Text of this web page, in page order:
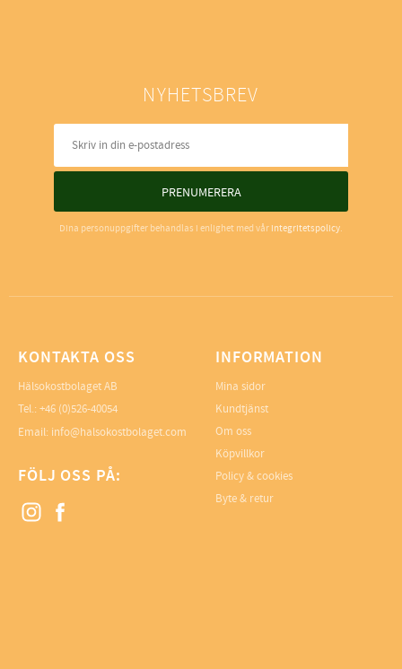
NYHETSBREV
PRENUMERERA
Dina personuppgifter behandlas i enlighet med vår integritetspolicy.
KONTAKTA OSS
Hälsokostbolaget AB
Tel.: +46 (0)526-40054
Email: info@halsokostbolaget.com
FÖLJ OSS PÅ:
INFORMATION
Mina sidor
Kundtjänst
Om oss
Köpvillkor
Policy & cookies
Byte & retur